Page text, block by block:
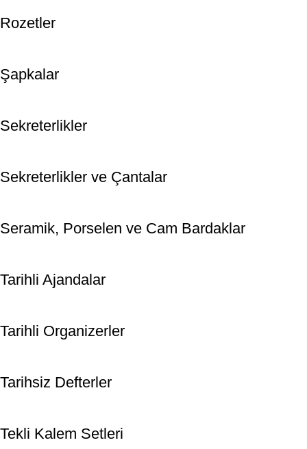
Rozetler
Şapkalar
Sekreterlikler
Sekreterlikler ve Çantalar
Seramik, Porselen ve Cam Bardaklar
Tarihli Ajandalar
Tarihli Organizerler
Tarihsiz Defterler
Tekli Kalem Setleri